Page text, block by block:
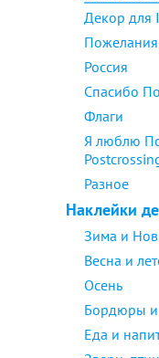
Декор для
Пожелания
Россия
Спасибо
Флаги
Я люблю
Разное
Наклейки
Зима и
Весна и
Осень
Бордюры и
Еда и